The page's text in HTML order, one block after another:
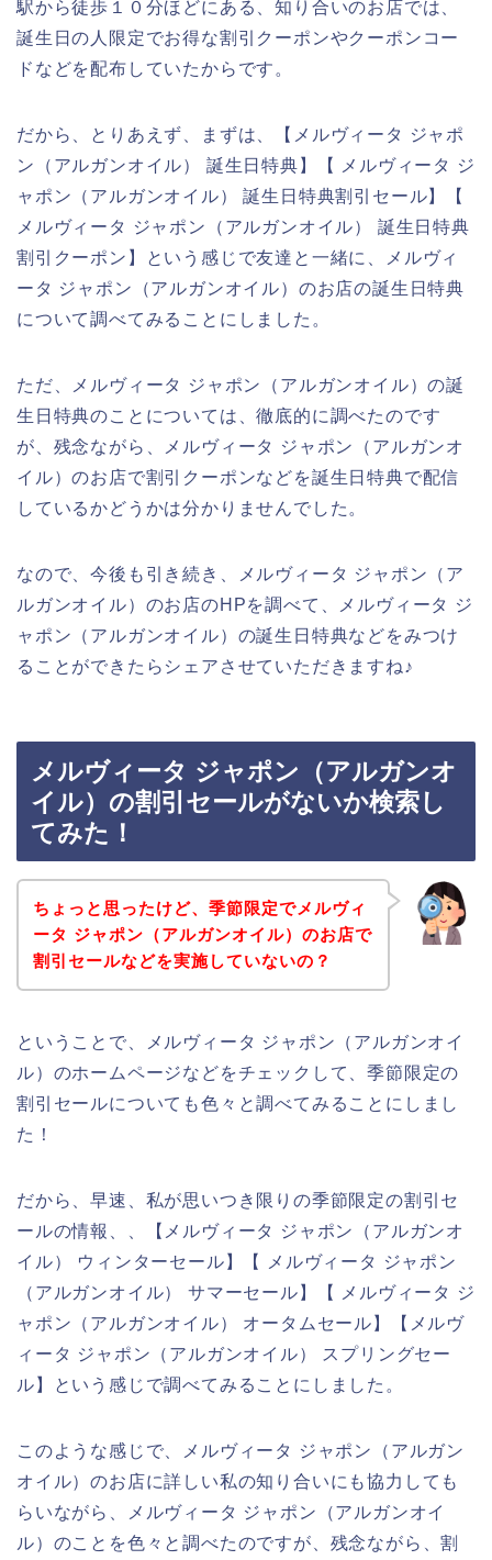
駅から徒歩１０分ほどにある、知り合いのお店では、
誕生日の人限定でお得な割引クーポンやクーポンコー
ドなどを配布していたからです。
だから、とりあえず、まずは、【メルヴィータ ジャポ
ン（アルガンオイル） 誕生日特典】【 メルヴィータ ジ
ャポン（アルガンオイル） 誕生日特典割引セール】【
メルヴィータ ジャポン（アルガンオイル） 誕生日特典
割引クーポン】という感じで友達と一緒に、メルヴィ
ータ ジャポン（アルガンオイル）のお店の誕生日特典
について調べてみることにしました。
ただ、メルヴィータ ジャポン（アルガンオイル）の誕
生日特典のことについては、徹底的に調べたのです
が、残念ながら、メルヴィータ ジャポン（アルガンオ
イル）のお店で割引クーポンなどを誕生日特典で配信
しているかどうかは分かりませんでした。
なので、今後も引き続き、メルヴィータ ジャポン（ア
ルガンオイル）のお店のHPを調べて、メルヴィータ ジ
ャポン（アルガンオイル）の誕生日特典などをみつけ
ることができたらシェアさせていただきますね♪
メルヴィータ ジャポン（アルガンオ
イル）の割引セールがないか検索し
てみた！
ちょっと思ったけど、季節限定でメルヴィ
ータ ジャポン（アルガンオイル）のお店で
割引セールなどを実施していないの？
ということで、メルヴィータ ジャポン（アルガンオイ
ル）のホームページなどをチェックして、季節限定の
割引セールについても色々と調べてみることにしまし
た！
だから、早速、私が思いつき限りの季節限定の割引セ
ールの情報、、【メルヴィータ ジャポン（アルガンオ
イル） ウィンターセール】【 メルヴィータ ジャポン
（アルガンオイル） サマーセール】【 メルヴィータ ジ
ャポン（アルガンオイル） オータムセール】【メルヴ
ィータ ジャポン（アルガンオイル） スプリングセー
ル】という感じで調べてみることにしました。
このような感じで、メルヴィータ ジャポン（アルガン
オイル）のお店に詳しい私の知り合いにも協力しても
らいながら、メルヴィータ ジャポン（アルガンオイ
ル）のことを色々と調べたのですが、残念ながら、割